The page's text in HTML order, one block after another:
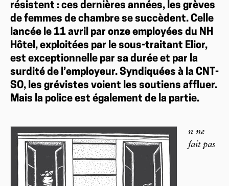
résistent : ces dernières années, les grèves
de femmes de chambre se succèdent. Celle
lancée le 11 avril par onze employées du NH
Hôtel, exploitées par le sous-traitant Elior,
est exceptionnelle par sa durée et par la
surdité de l’employeur. Syndiquées à la CNT-
SO, les grévistes voient les soutiens affluer.
Mais la police est également de la partie.
n ne
fait pas